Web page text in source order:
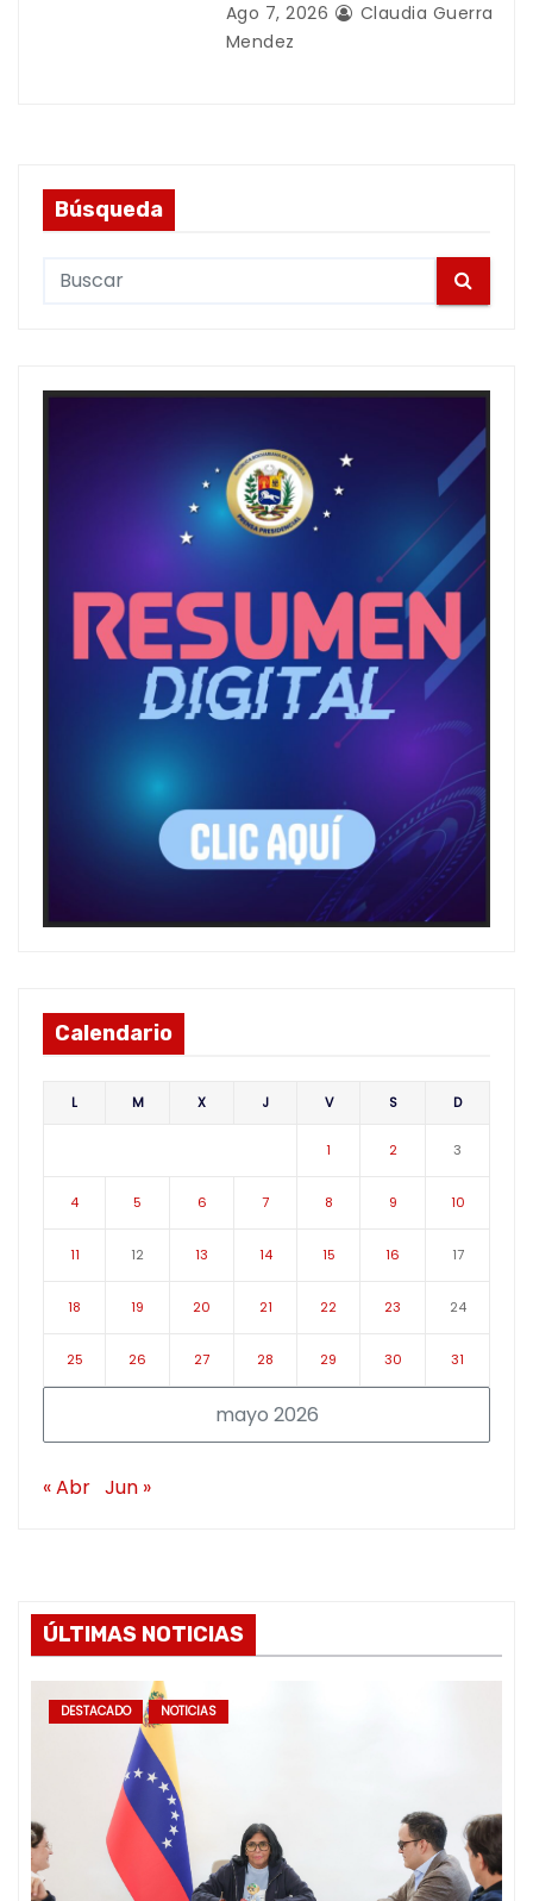
Ago 7, 2026
Claudia Guerra
Mendez
Búsqueda
c
Calendario
mayo 2026
L M X J V S D
1 2 3
4 5 6 7 8 9 10
11 12 13 14 15 16 17
18 19 20 21 22 23 24
25 26 27 28 29 30 31
« Abr Jun »
ÚLTIMAS NOTICIAS
DESTACADO NOTICIAS